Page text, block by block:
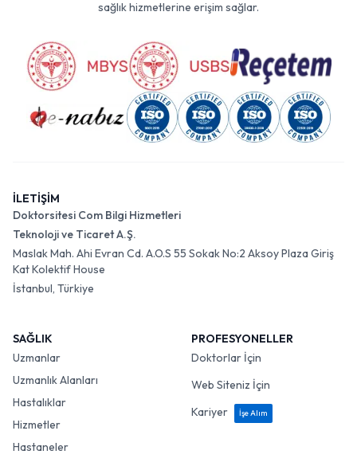
sağlık hizmetlerine erişim sağlar.
İLETİŞİM
Doktorsitesi Com Bilgi Hizmetleri
Teknoloji ve Ticaret A.Ş.
Maslak Mah. Ahi Evran Cd. A.O.S 55 Sokak No:2 Aksoy Plaza Giriş
Kat Kolektif House
İstanbul, Türkiye
SAĞLIK
Uzmanlar
Uzmanlık Alanları
Hastalıklar
Hizmetler
Hastaneler
PROFESYONELLER
Doktorlar İçin
Web Siteniz İçin
Kariyer
İşe Alım